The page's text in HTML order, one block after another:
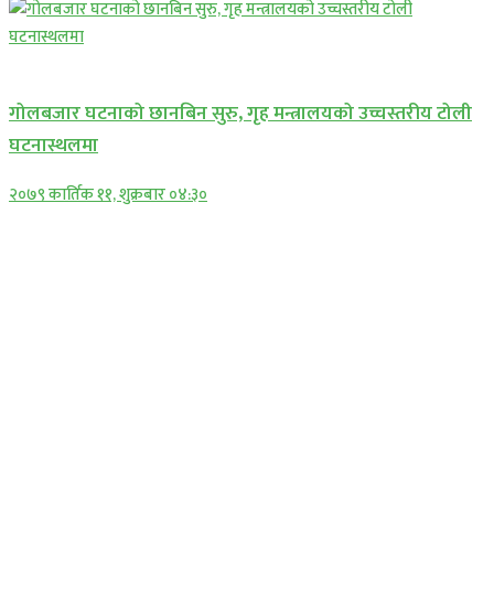
गोलबजार घटनाको छानबिन सुरु, गृह मन्त्रालयको उच्चस्तरीय टोली
घटनास्थलमा
२०७९ कार्तिक ११, शुक्रबार ०४:३०